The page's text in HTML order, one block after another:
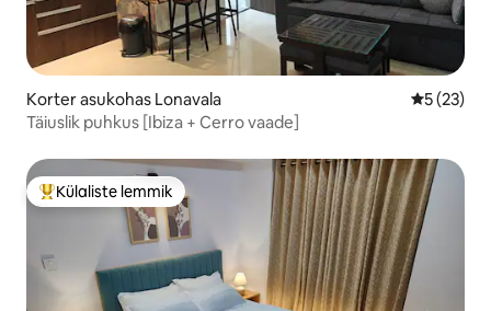
Korter asukohas Lonavala Keskmine
5 (23)
Täiuslik puhkus [Ibiza + Cerro vaade]
Külaliste suur lemmik
Külaliste lemmik